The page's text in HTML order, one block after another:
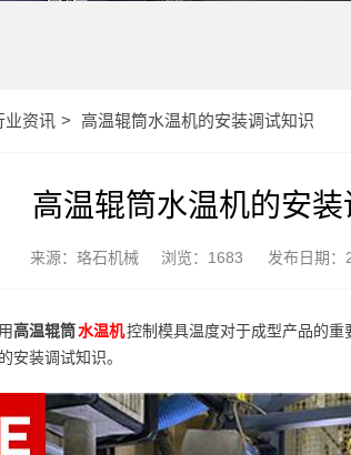
业资讯 高温辊筒水温机的安装调试知识
高温辊筒水温机的安装
来源：珞石机械 浏览：1683 发布日期
高温辊筒水温机控制模具温度对于成型产品的
安装调试知识。